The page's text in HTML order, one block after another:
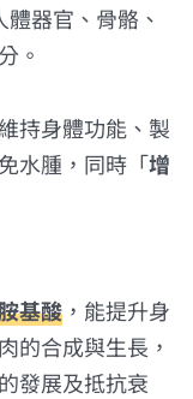
體器官、骨骼、
。
持身體功能、製
水腫，同時「增
基酸 ，能提升身
的合成與生長，
發展及抵抗衰